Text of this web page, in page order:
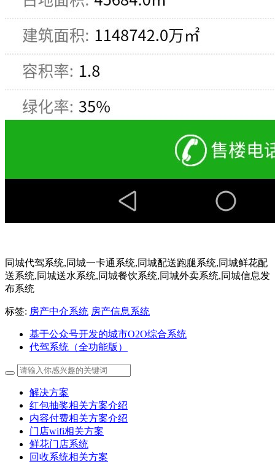
同城代驾系统,同城一卡通系统,同城配送跑腿系统,同城鲜花配
送系统,同城送水系统,同城餐饮系统,同城外卖系统,同城信息发
布系统
标签: 房产中介系统 房产信息系统
基于公众号开发的城市O2O综合系统
代驾系统（全功能版）
解决方案
红包抽奖相关方案介绍
内容付费相关方案介绍
门店wifi相关方案
鲜花门店系统
回收系统相关方案